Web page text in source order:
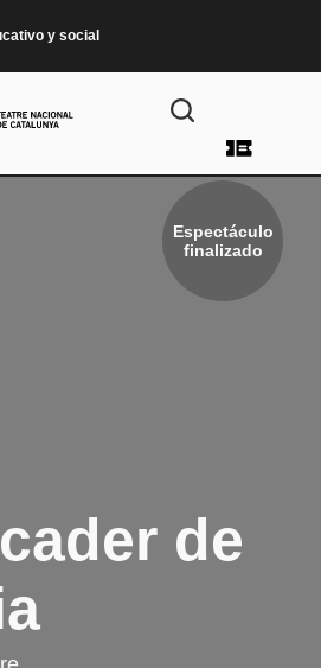
y social
Menú
Espectáculo
finalizado
de